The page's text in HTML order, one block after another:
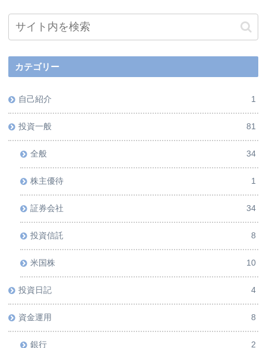
カテゴリー
自己紹介 1
投資一般 81
全般 34
株主優待 1
証券会社 34
投資信託 8
米国株 10
投資日記 4
資金運用 8
銀行 2